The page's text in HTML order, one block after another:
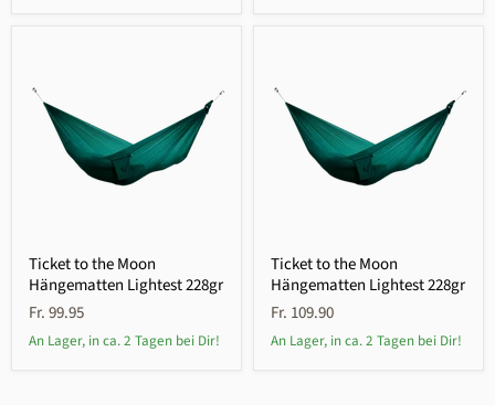
Ticket to the Moon
Hängematten Lightest 228gr
Fr. 99.95
An Lager, in ca. 2 Tagen bei Dir!
Ticket to the Moon
Hängematten Lightest 228gr
Fr. 109.90
An Lager, in ca. 2 Tagen bei Dir!